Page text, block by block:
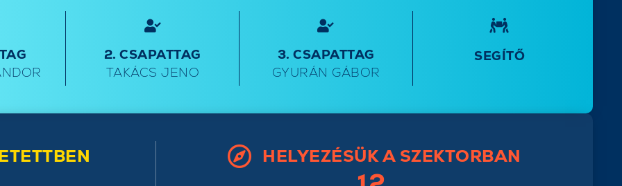
2. CSAPATTAG
TAKÁCS JENO
3. CSAPATTAG
GYURÁN GÁBOR
SEGÍTŐ
HELYEZÉSÜK A SZEKTORBAN